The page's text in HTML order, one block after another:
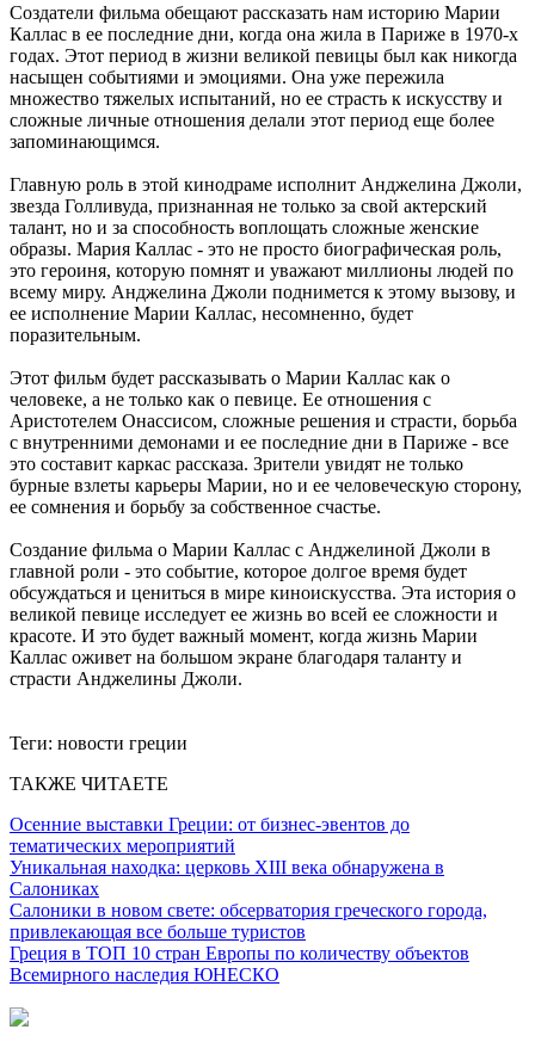
Создатели фильма обещают рассказать нам историю Марии
Каллас в ее последние дни, когда она жила в Париже в 1970-х
годах. Этот период в жизни великой певицы был как никогда
насыщен событиями и эмоциями. Она уже пережила
множество тяжелых испытаний, но ее страсть к искусству и
сложные личные отношения делали этот период еще более
запоминающимся.
Главную роль в этой кинодраме исполнит Анджелина Джоли,
звезда Голливуда, признанная не только за свой актерский
талант, но и за способность воплощать сложные женские
образы. Мария Каллас - это не просто биографическая роль,
это героиня, которую помнят и уважают миллионы людей по
всему миру. Анджелина Джоли поднимется к этому вызову, и
ее исполнение Марии Каллас, несомненно, будет
поразительным.
Этот фильм будет рассказывать о Марии Каллас как о
человеке, а не только как о певице. Ее отношения с
Аристотелем Онассисом, сложные решения и страсти, борьба
с внутренними демонами и ее последние дни в Париже - все
это составит каркас рассказа. Зрители увидят не только
бурные взлеты карьеры Марии, но и ее человеческую сторону,
ее сомнения и борьбу за собственное счастье.
Создание фильма о Марии Каллас с Анджелиной Джоли в
главной роли - это событие, которое долгое время будет
обсуждаться и цениться в мире киноискусства. Эта история о
великой певице исследует ее жизнь во всей ее сложности и
красоте. И это будет важный момент, когда жизнь Марии
Каллас оживет на большом экране благодаря таланту и
страсти Анджелины Джоли.
Теги: новости греции
ТАКЖЕ ЧИТАЕТЕ
Осенние выставки Греции: от бизнес-эвентов до
тематических мероприятий
Уникальная находка: церковь XIII века обнаружена в
Салониках
Салоники в новом свете: обсерватория греческого города,
привлекающая все больше туристов
Греция в ТОП 10 стран Европы по количеству объектов
Всемирного наследия ЮНЕСКО